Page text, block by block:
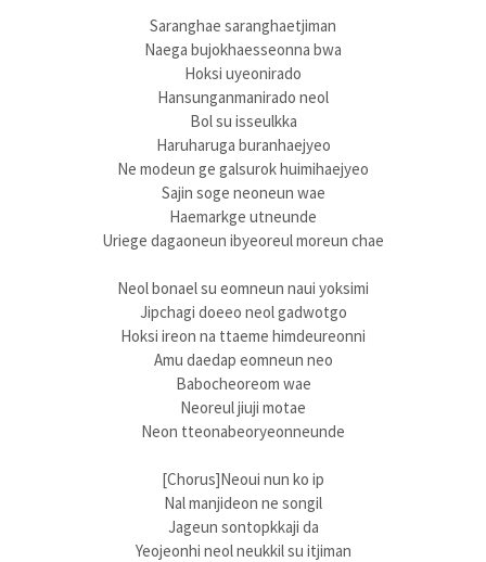
Saranghae saranghaetjiman
Naega bujokhaesseonna bwa
Hoksi uyeonirado
Hansunganmanirado neol
Bol su isseulkka
Haruharuga buranhaejyeo
Ne modeun ge galsurok huimihaejyeo
Sajin soge neoneun wae
Haemarkge utneunde
Uriege dagaoneun ibyeoreul moreun chae
Neol bonael su eomneun naui yoksimi
Jipchagi doeeo neol gadwotgo
Hoksi ireon na ttaeme himdeureonni
Amu daedap eomneun neo
Babocheoreom wae
Neoreul jiuji motae
Neon tteonabeoryeonneunde
[Chorus]Neoui nun ko ip
Nal manjideon ne songil
Jageun sontopkkaji da
Yeojeonhi neol neukkil su itjiman